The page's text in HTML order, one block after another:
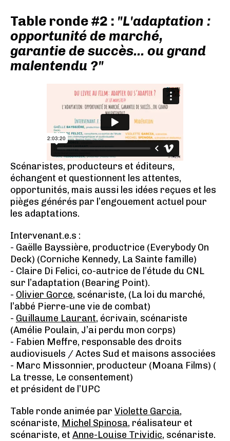
Table ronde #2 : "L'adaptation :
opportunité de marché,
garantie de succès... ou grand
malentendu ?"
Scénaristes, producteurs et éditeurs,
échangent et questionnent les attentes,
opportunités, mais aussi les idées reçues et les
pièges générés par l’engouement actuel pour
les adaptations.
Intervenant.e.s :
- Gaëlle Bayssière, productrice (Everybody On
Deck) (Corniche Kennedy, La Sainte famille)
- Claire Di Felici, co-autrice de l’étude du CNL
sur l’adaptation (Bearing Point).
- Olivier Gorce, scénariste, (La loi du marché,
l’abbé Pierre-une vie de combat)
- Guillaume Laurant, écrivain, scénariste
(Amélie Poulain, J’ai perdu mon corps)
- Fabien Meffre, responsable des droits
audiovisuels / Actes Sud et maisons associées
- Marc Missonnier, producteur (Moana Films) (
La tresse, Le consentement)
et président de l’UPC
Table ronde animée par Violette Garcia,
scénariste, Michel Spinosa, réalisateur et
scénariste, et Anne-Louise Trividic, scénariste.